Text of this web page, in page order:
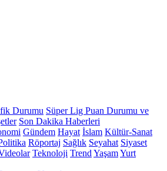
Durumu Süper Lig Puan Durumu ve
Son Dakika Haberleri
Gündem Hayat İslam Kültür-Sanat
Röportaj Sağlık Seyahat Siyaset
Teknoloji Trend YaşamYurt